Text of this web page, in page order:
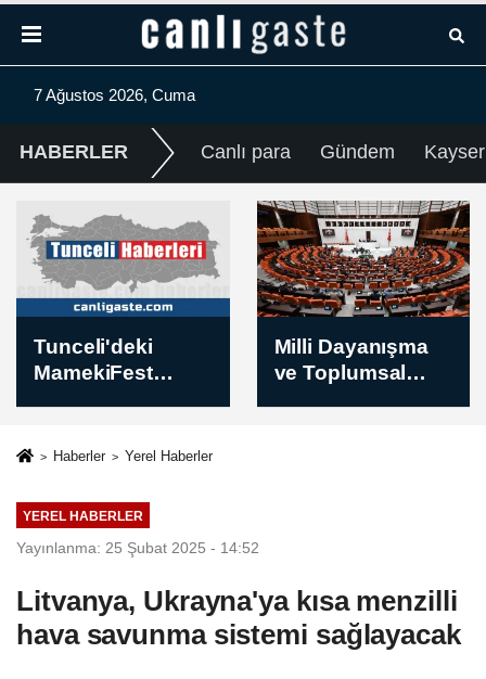
7 Ağustos 2026, Cuma
HABERLER Canlı para Gündem
Milli Dayanışma
ve Toplumsal
e Dair Kanun
Adalet
Komisyonunda
Milli Dayanışma
ve Toplumsal
Haberler Yerel Haberler
YEREL HABERLER
Yayınlanma: 25 Şubat 2025 - 14:52
Litvanya, Ukrayna'ya kısa menzilli
hava savunma sistemi sağlayacak